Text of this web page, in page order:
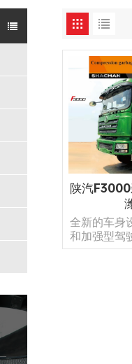
陕汽
全新的车身
和加强型驾
气悬挂系统